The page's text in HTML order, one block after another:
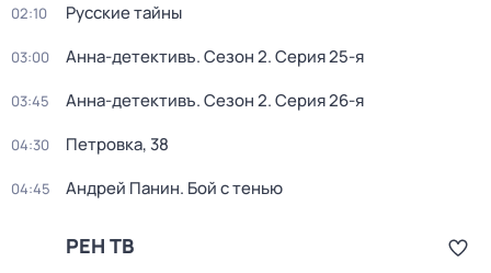
02:10 Русские тайны
03:00 Анна-детективъ. Сезон 2. Серия 25-я
03:45 Анна-детективъ. Сезон 2. Серия 26-я
04:30 Петровка, 38
04:45 Андрей Панин. Бой с тенью
РЕН ТВ